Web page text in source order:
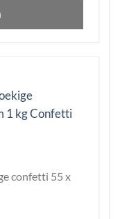
confetti 55 x